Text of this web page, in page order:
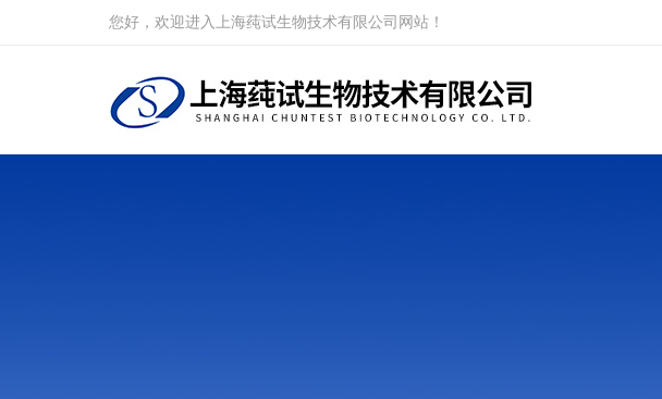
您好，欢迎进入上海莼试生物技术有限公司网站！